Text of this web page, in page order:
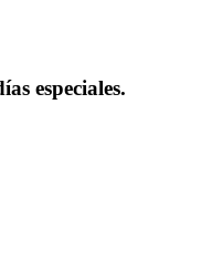
especiales.